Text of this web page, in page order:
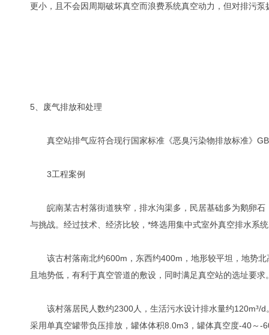
更小，且不会因周期破坏真空而浪费系统真空动力，但对排污
5、废气排放和处理
真空站排气应符合现行国家标准《恶臭污染物排放标准》
3工程案例
皖南某古村落街道狭窄，排水沟渠多，民居基础多为鹅卵石
与挑战。经过技术、经济比较，*终选用集中式室外真空排水系
该古村落南北约600m，东西约400m，地形较平坦，地势北
且地势低，有利于真空管道的敷设，同时满足真空站的选址要
该村落居民人数约2300人，生活污水设计排水量约120m³/d
采用单真空罐带负压排放，罐体体积8.0m3，罐体真空度-40～